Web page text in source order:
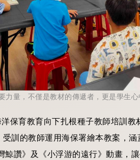
力量，不僅是教材的傳遞者，更是學生
保育教育向下扎根種子教師培訓
訓的教師運用海保署繪本教案，
鯨讚》及《小浮游的遠行》動畫，